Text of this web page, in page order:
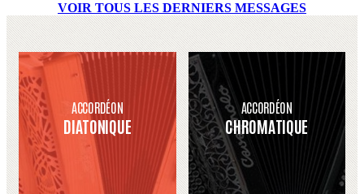
VOIR TOUS LES DERNIERS MESSAGES
ACCORDÉON
DIATONIQUE
ACCORDÉON
CHROMATIQUE